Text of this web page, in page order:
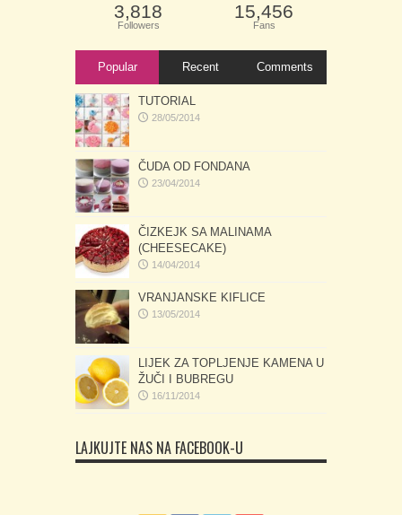
3,818
Followers
15,456
Fans
Popular Recent Comments
TUTORIAL
28/05/2014
ČUDA OD FONDANA
23/04/2014
ČIZKEJK SA MALINAMA
(CHEESECAKE)
14/04/2014
VRANJANSKE KIFLICE
13/05/2014
LIJEK ZA TOPLJENJE KAMENA U
ŽUČI I BUBREGU
16/11/2014
LAJKUJTE NAS NA FACEBOOK-U